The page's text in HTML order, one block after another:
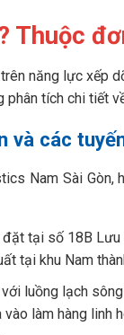
Thuộc
năng lực xếp
phân tích chi tiết
và các
Nam Sài Gòn,
đặt tại số 18B Lưu
tại khu Nam
luồng lạch
làm hàng linh